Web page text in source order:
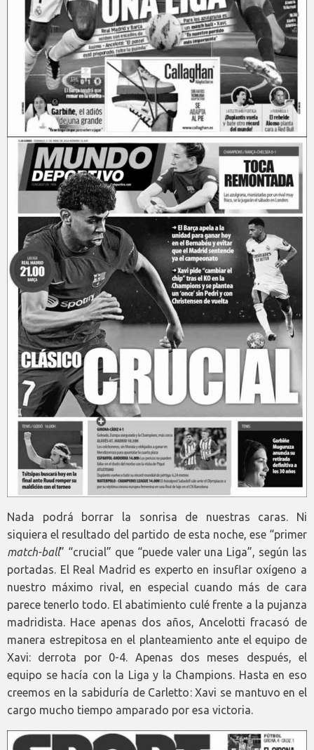
Nada podrá borrar la sonrisa de nuestras caras. Ni
siquiera el resultado del partido de esta noche, ese “primer
match-ball” “crucial” que “puede valer una Liga”, según las
portadas. El Real Madrid es experto en insuflar oxígeno a
nuestro máximo rival, en especial cuando más de cara
parece tenerlo todo. El abatimiento culé frente a la pujanza
madridista. Hace apenas dos años, Ancelotti fracasó de
manera estrepitosa en el planteamiento ante el equipo de
Xavi: derrota por 0-4. Apenas dos meses después, el
equipo se hacía con la Liga y la Champions. Hasta en eso
creemos en la sabiduría de Carletto: Xavi se mantuvo en el
cargo mucho tiempo amparado por esa victoria.